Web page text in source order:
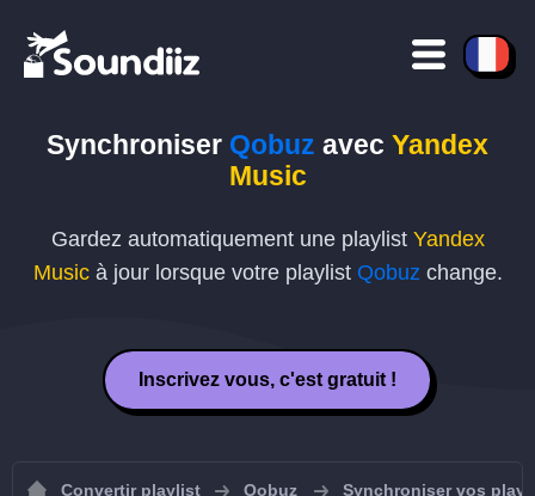
Synchroniser Qobuz avec Yandex
Music
Gardez automatiquement une playlist Yandex
Musicà jour lorsque votre playlist Qobuz change.
Inscrivez vous, c'est gratuit !
Convertir playlist Qobuz Synchroniser vos